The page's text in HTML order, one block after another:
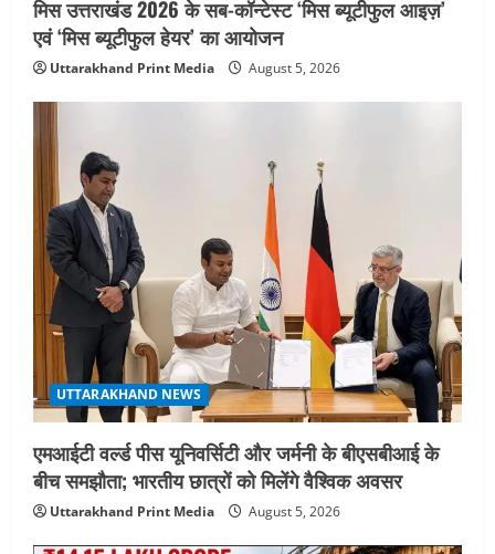
o
n
मिस उत्तराखंड 2026 के सब-कॉन्टेस्ट ‘मिस ब्यूटीफुल आइज़’
एवं ‘मिस ब्यूटीफुल हेयर’ का आयोजन
Uttarakhand Print Media August 5, 2026
UTTARAKHAND NEWS
एमआईटी वर्ल्ड पीस यूनिवर्सिटी और जर्मनी के बीएसबीआई के
बीच समझौता; भारतीय छात्रों को मिलेंगे वैश्विक अवसर
Uttarakhand Print Media August 5, 2026